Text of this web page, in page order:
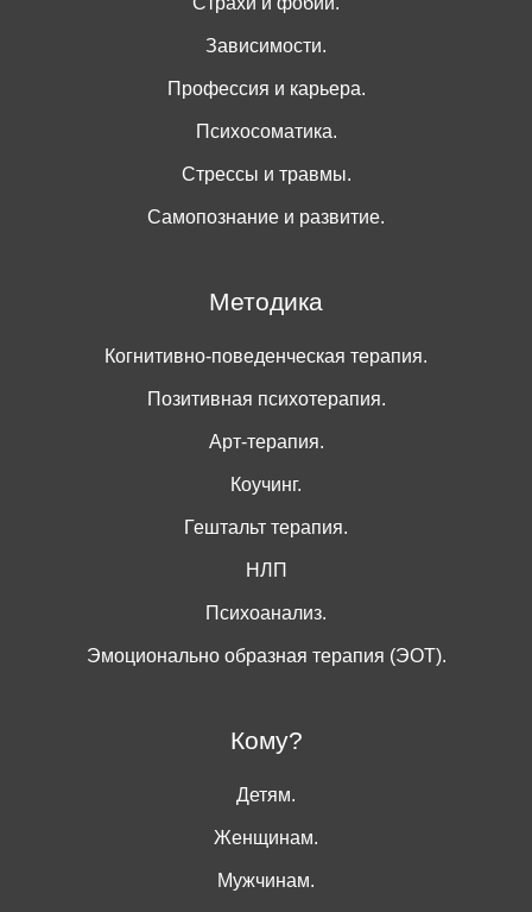
Зависимости.
Профессия и карьера.
Психосоматика.
Стрессы и травмы.
Самопознание и развитие.
Методика
Когнитивно-поведенческая терапия.
Позитивная психотерапия.
Арт-терапия.
Коучинг.
Гештальт терапия.
НЛП
Психоанализ.
Эмоционально образная терапия (ЭОТ).
Кому?
Детям.
Женщинам.
Мужчинам.